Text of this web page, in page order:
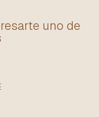
uno de